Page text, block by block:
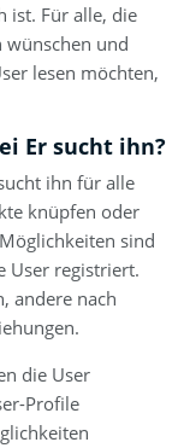
ist. Für alle, die
und
lesen möchten,
Er sucht ihn?
ihn für alle
knüpfen oder
sind
User registriert.
andere nach
die User
Profile